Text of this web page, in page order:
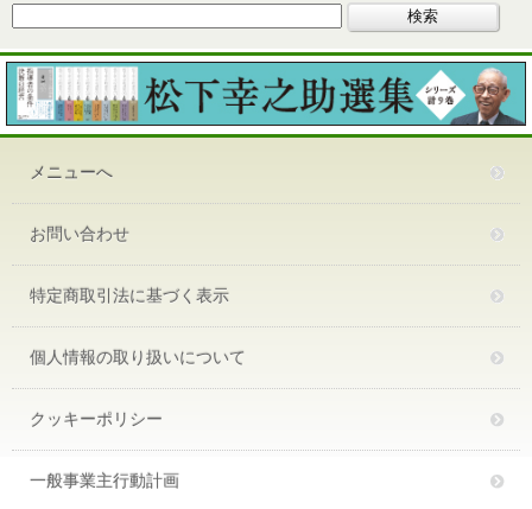
メニューへ
お問い合わせ
特定商取引法に基づく表示
個人情報の取り扱いについて
クッキーポリシー
一般事業主行動計画